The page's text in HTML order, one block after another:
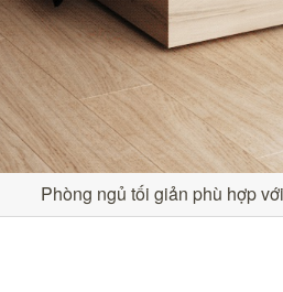
Phòng ngủ tối giản phù hợp